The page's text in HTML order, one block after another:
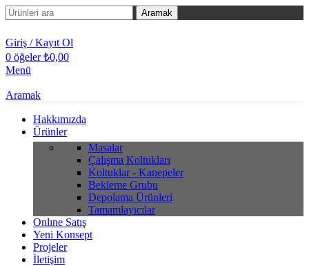
Aramak
Giriş / Kayıt Ol
0 öğeler ₺0,00
Menü
Aramak
Hakkımızda
Ürünler
Masalar
Çalışma Koltukları
Koltuklar - Kanepeler
Bekleme Grubu
Depolama Ürünleri
Tamamlayıcılar
Onlıne Satış
Yeni Konsept
Projeler
İletişim